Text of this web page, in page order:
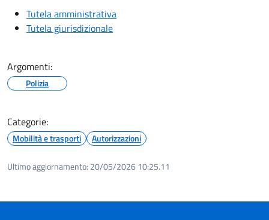
Tutela amministrativa
Tutela giurisdizionale
Argomenti:
Polizia
Categorie:
Mobilità e trasporti Autorizzazioni
Ultimo aggiornamento: 20/05/2026 10:25.11